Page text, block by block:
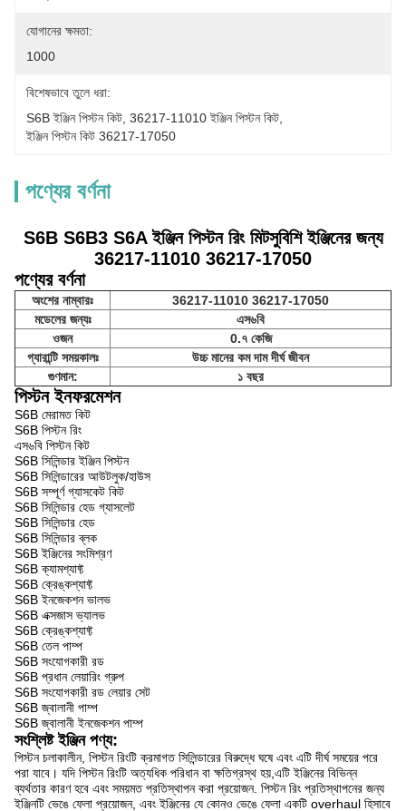
যোগানের ক্ষমতা:
1000
বিশেষভাবে তুলে ধরা:
S6B ইঞ্জিন পিস্টন কিট 36217-11010 ইঞ্জিন পিস্টন কিট
ইঞ্জিন পিস্টন কিট 36217-17050
পণ্যের বর্ণনা
S6B S6B3 S6A ইঞ্জিন পিস্টন রিং মিটসুবিশি ইঞ্জিনের জন্য
36217-11010 36217-17050
পণ্যের বর্ণনা
অংশের নাম্বারঃ
36217-11010 36217-17050
মডেলের জন্যঃ
এস৬বি
ওজন
0.৭ কেজি
গ্যারান্টি সময়কালঃ
উচ্চ মানের কম দাম দীর্ঘ জীবন
গুণমান:
১ বছর
পিস্টন ইনফরমেশন
S6B মেরামত কিট
S6B পিস্টন রিং
এস৬বি পিস্টন কিট
S6B সিলিন্ডার ইঞ্জিন পিস্টন
S6B সিলিন্ডারের আউটলুক/হাউস
S6B সম্পূর্ণ গ্যাসকেট কিট
S6B সিলিন্ডার হেড গ্যাসলেট
S6B সিলিন্ডার হেড
S6B সিলিন্ডার ব্লক
S6B ইঞ্জিনের সংমিশ্রণ
S6B ক্যামশ্যাফ্ট
S6B ক্রেঙ্কশ্যাফ্ট
S6B ইনজেকশন ভালভ
S6B এক্সজাস ভ্যালভ
S6B ক্রেঙ্কশ্যাফ্ট
S6B তেল পাম্প
S6B সংযোগকারী রড
S6B প্রধান লেয়ারিং গ্রুপ
S6B সংযোগকারী রড লেয়ার সেট
S6B জ্বালানী পাম্প
S6B জ্বালানী ইনজেকশন পাম্প
সংশ্লিষ্ট ইঞ্জিন পণ্য:
পিস্টন চলাকালীন, পিস্টন রিংটি ক্রমাগত সিলিন্ডারের বিরুদ্ধে ঘষে এবং এটি দীর্ঘ সময়ের পরে
পরা যাবে। যদি পিস্টন রিংটি অত্যধিক পরিধান বা ক্ষতিগ্রস্থ হয়,এটি ইঞ্জিনের বিভিন্ন
ব্যর্থতার কারণ হবে এবং সময়মত প্রতিস্থাপন করা প্রয়োজন. পিস্টন রিং প্রতিস্থাপনের জন্য
ইঞ্জিনটি ভেঙে ফেলা প্রয়োজন, এবং ইঞ্জিনের যে কোনও ভেঙে ফেলা একটি overhaul হিসাবে